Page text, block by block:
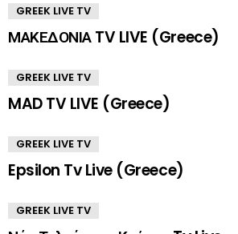
GREEK LIVE TV
ΜΑΚΕΔΟΝΙΑ TV LIVE (Greece)
GREEK LIVE TV
MAD TV LIVE (Greece)
GREEK LIVE TV
Epsilon Tv Live (Greece)
GREEK LIVE TV